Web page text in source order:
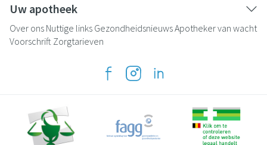
Uw apotheek
Over ons Nuttige links GezondheidsnieuwsApotheker van wacht
Voorschrift Zorgtarieven